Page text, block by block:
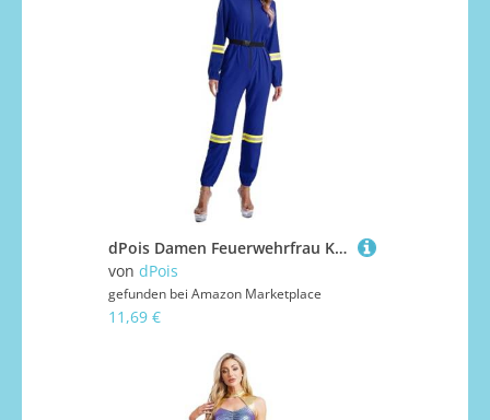
dPois Damen Feuerwehrfrau Kostüm Einteiler Jumpsuit Overall Ganzkörperanzug Arbeitsanzug Uniform Cosplay Outfit Fasching Karneval Kostüm Königsblau XL
von dPois
gefunden bei Amazon Marketplace
11,69 €